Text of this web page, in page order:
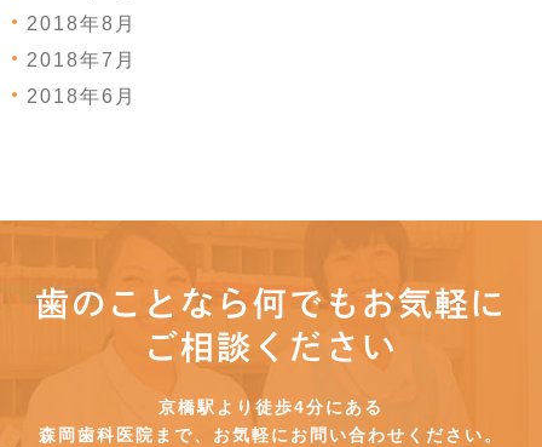
2018年8月
2018年7月
2018年6月
歯のことなら何でもお気軽に
ご相談ください
京橋駅より徒歩4分にある
森岡歯科医院まで、お気軽にお問い合わせください。